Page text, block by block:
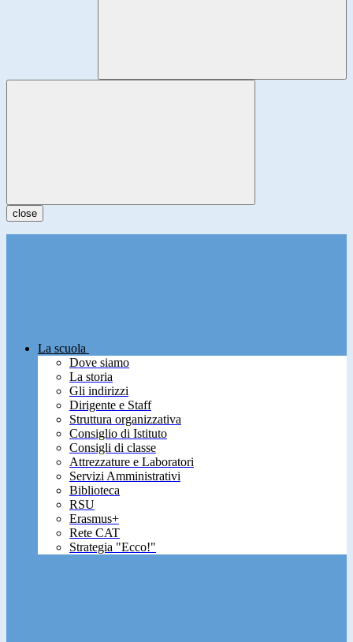
close
La scuola
Dove siamo
La storia
Gli indirizzi
Dirigente e Staff
Struttura organizzativa
Consiglio di Istituto
Consigli di classe
Attrezzature e Laboratori
Servizi Amministrativi
Biblioteca
RSU
Erasmus+
Rete CAT
Strategia "Ecco!"